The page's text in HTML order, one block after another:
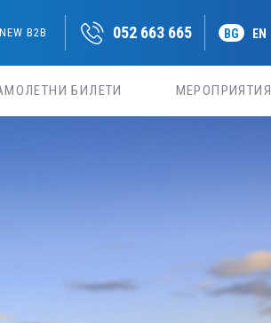
NEW B2B 052 663 665 BG EN
БИЛЕТИ МЕРОПРИЯТИЯ